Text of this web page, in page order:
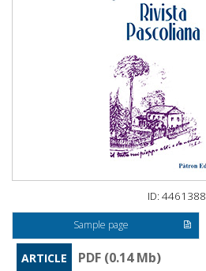
ID: 4461388
Sample page
ARTICLE
PDF (0.14 Mb)